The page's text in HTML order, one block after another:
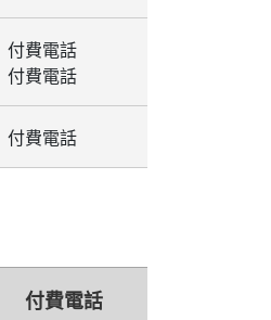
付費電話
付費電話
付費電話
付費電話